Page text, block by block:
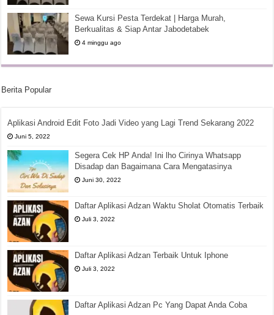
Sewa Kursi Pesta Terdekat | Harga Murah,
Berkualitas & Siap Antar Jabodetabek
4 minggu ago
Berita Popular
Aplikasi Android Edit Foto Jadi Video yang Lagi Trend Sekarang 2022
Juni 5, 2022
Segera Cek HP Anda! Ini lho Cirinya Whatsapp
Disadap dan Bagaimana Cara Mengatasinya
Juni 30, 2022
Daftar Aplikasi Adzan Waktu Sholat Otomatis Terbaik
Juli 3, 2022
Daftar Aplikasi Adzan Terbaik Untuk Iphone
Juli 3, 2022
Daftar Aplikasi Adzan Pc Yang Dapat Anda Coba